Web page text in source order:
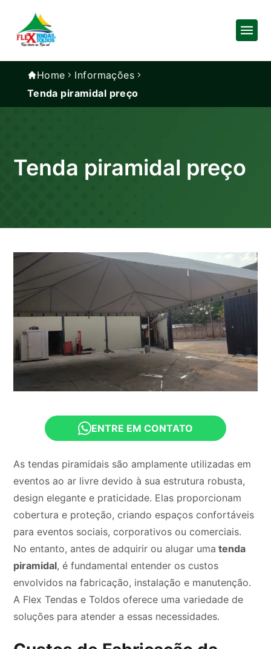
Home
Informações
Tenda piramidal preço
Tenda piramidal preço
ENTRE EM CONTATO
As tendas piramidais são amplamente utilizadas em
eventos ao ar livre devido à sua estrutura robusta,
design elegante e praticidade. Elas proporcionam
cobertura e proteção, criando espaços confortáveis
para eventos sociais, corporativos ou comerciais.
No entanto, antes de adquirir ou alugar uma tenda
piramidal, é fundamental entender os custos
envolvidos na fabricação, instalação e manutenção.
A Flex Tendas e Toldos oferece uma variedade de
soluções para atender a essas necessidades.